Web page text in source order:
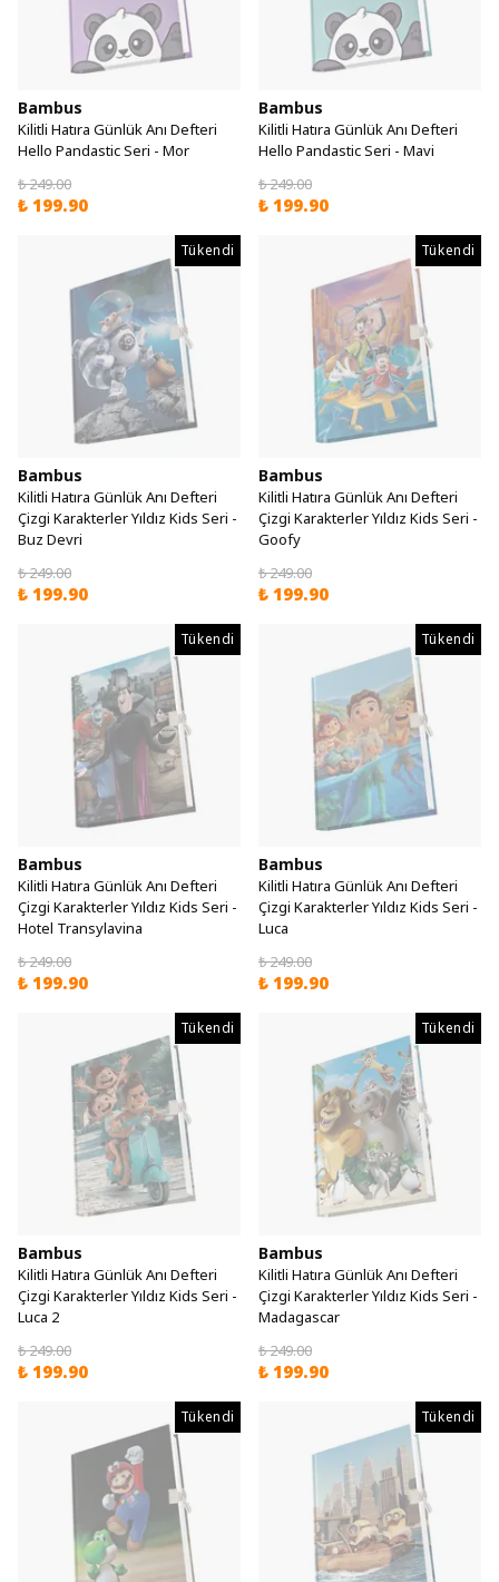
Bambus
Kilitli Hatıra Günlük Anı Defteri
Hello Pandastic Seri - Mor
₺ 249.00
₺ 199.90
Bambus
Kilitli Hatıra Günlük Anı Defteri
Hello Pandastic Seri - Mavi
₺ 249.00
₺ 199.90
Tükendi
Bambus
Kilitli Hatıra Günlük Anı Defteri
Çizgi Karakterler Yıldız Kids Seri -
Buz Devri
₺ 249.00
₺ 199.90
Tükendi
Bambus
Kilitli Hatıra Günlük Anı Defteri
Çizgi Karakterler Yıldız Kids Seri -
Goofy
₺ 249.00
₺ 199.90
Tükendi
Bambus
Kilitli Hatıra Günlük Anı Defteri
Çizgi Karakterler Yıldız Kids Seri -
Hotel Transylavina
₺ 249.00
₺ 199.90
Tükendi
Bambus
Kilitli Hatıra Günlük Anı Defteri
Çizgi Karakterler Yıldız Kids Seri -
Luca
₺ 249.00
₺ 199.90
Tükendi
Bambus
Kilitli Hatıra Günlük Anı Defteri
Çizgi Karakterler Yıldız Kids Seri -
Luca 2
₺ 249.00
₺ 199.90
Tükendi
Bambus
Kilitli Hatıra Günlük Anı Defteri
Çizgi Karakterler Yıldız Kids Seri -
Madagascar
₺ 249.00
₺ 199.90
Tükendi Tükendi